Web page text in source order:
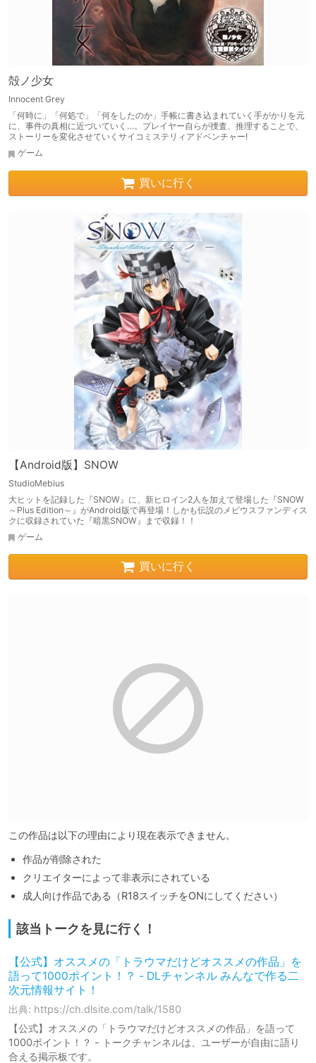
殻ノ少女
Innocent Grey
「何時に」「何処で」「何をしたのか」手帳に書き込まれていく手がかりを元
に、事件の真相に近づいていく…。プレイヤー自らが捜査、推理することで、
ストーリーを変化させていくサイコミステリィアドベンチャー!
ゲーム
買いに行く
【Android版】SNOW
StudioMebius
大ヒットを記録した『SNOW』に、新ヒロイン2人を加えて登場した『SNOW
～Plus Edition～』がAndroid版で再登場！しかも伝説のメビウスファンディス
クに収録されていた『暗黒SNOW』まで収録！！
ゲーム
買いに行く
この作品は以下の理由により現在表示できません。
作品が削除された
クリエイターによって非表示にされている
成人向け作品である（R18スイッチをONにしてください）
該当トークを見に行く！
【公式】オススメの「トラウマだけどオススメの作品」を
語って1000ポイント！？ - DLチャンネル みんなで作る二
次元情報サイト！
出典: https://ch.dlsite.com/talk/1580
【公式】オススメの「トラウマだけどオススメの作品」を語って
1000ポイント！？ - トークチャンネルは、ユーザーが自由に語り
合える掲示板です。